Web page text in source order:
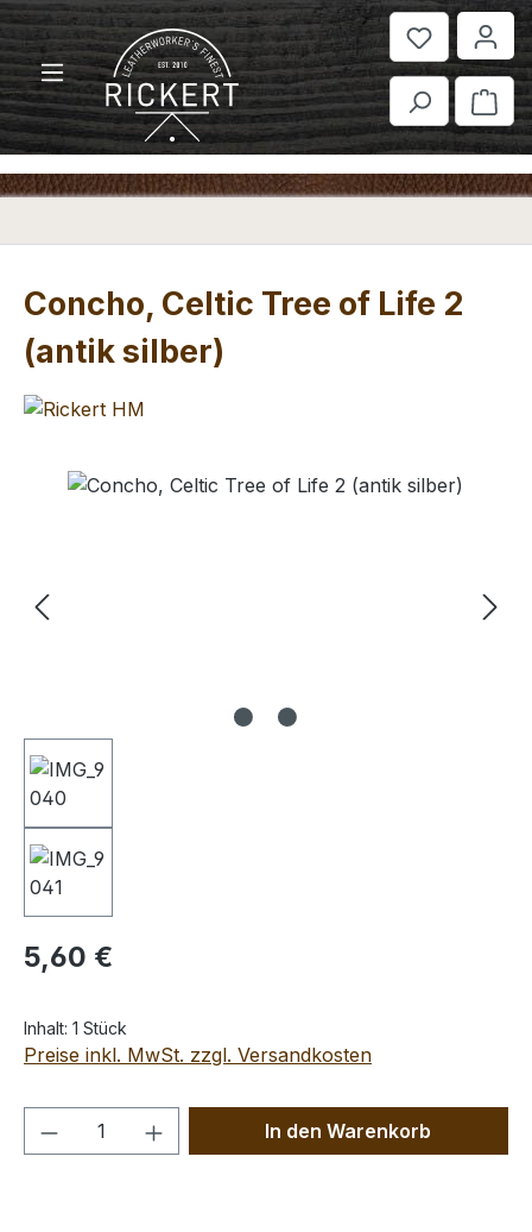
Zum Hauptinhalt springen
Concho, Celtic Tree of Life 2
(antik silber)
Bildergalerie überspringen
Regulärer Preis:
5,60 €
Inhalt: 1 Stück
Preise inkl. MwSt. zzgl. Versandkosten
Produkt Anzahl: Gib denIn den Warenkorb